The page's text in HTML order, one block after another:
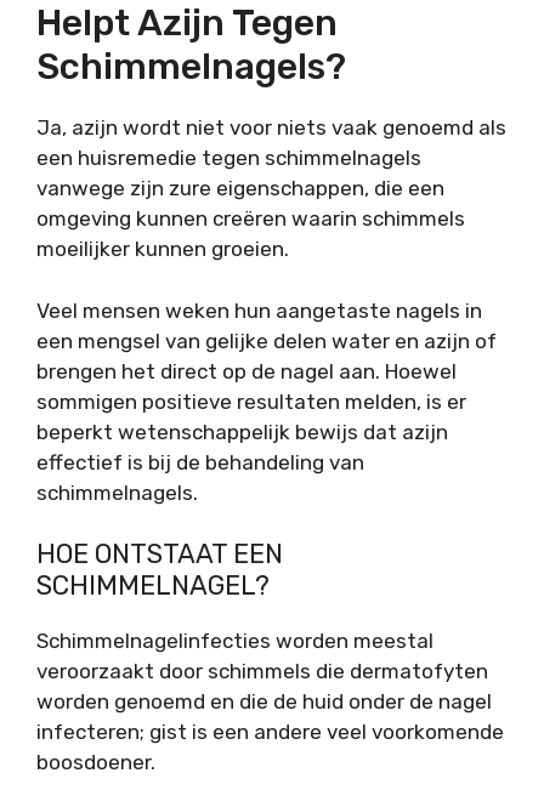
Helpt Azijn Tegen
Schimmelnagels?
Ja, azijn wordt niet voor niets vaak genoemd als
een huisremedie tegen schimmelnagels
vanwege zijn zure eigenschappen, die een
omgeving kunnen creëren waarin schimmels
moeilijker kunnen groeien.
Veel mensen weken hun aangetaste nagels in
een mengsel van gelijke delen water en azijn of
brengen het direct op de nagel aan. Hoewel
sommigen positieve resultaten melden, is er
beperkt wetenschappelijk bewijs dat azijn
effectief is bij de behandeling van
schimmelnagels.
HOE ONTSTAAT EEN
SCHIMMELNAGEL?
Schimmelnagelinfecties worden meestal
veroorzaakt door schimmels die dermatofyten
worden genoemd en die de huid onder de nagel
infecteren; gist is een andere veel voorkomende
boosdoener.